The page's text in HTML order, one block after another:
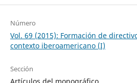
Número
Vol. 69 (2015): Formación de
contexto iberoamericano (I)
Sección